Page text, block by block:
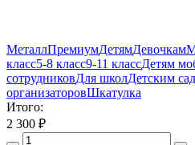
МеталлПремиумДетямДевочкам
класс5-8 класс9-11 классДетям
сотрудниковДля школДетским
организаторовШкатулка
Итого:
2 300 ₽